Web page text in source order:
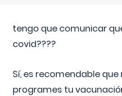
tengo que comunicar
covid????
Sí, es recomendable
programes tu